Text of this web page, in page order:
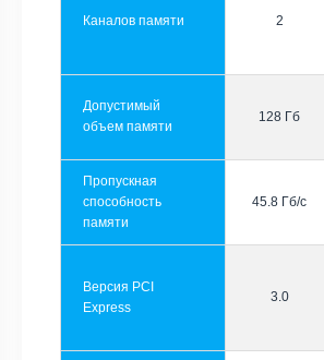
Каналов памяти 2
Допустимый
объем памяти
128 Гб
Пропускная
способность
памяти
45.8 Гб/с
Версия PCI
Express
3.0